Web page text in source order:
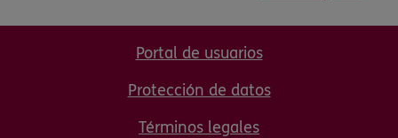
Portal de usuarios
Protección de datos
Términos legales